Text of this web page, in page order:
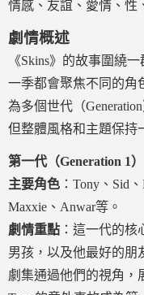
情感、友誼、愛情、性
劇情概述
《Skins》的故事圍繞
一季都會聚焦不同的角
為多個世代（
但整體風格和主題保持
第一代（Generation 1）
主要角色 ：Tony、Sid
Maxxie、Anwar等。
劇情重點 ：這一代的核
男孩，以及他最好的朋
劇集通過他們的視角，